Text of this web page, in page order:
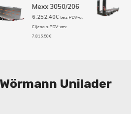
Mexx 3050/206
6.252,40€ bez PDV-a.
Cijena s PDV-om:
7.815,50€
Unilader